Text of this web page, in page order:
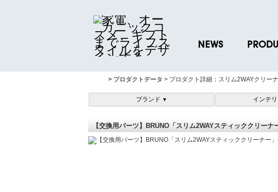
NEWS
プレスリリース プロダクト
ノベルティ
お取引先様
> プロダクトデータ > プロダクト詳細：スリム2WAYクリー
ブランド ▼ インテ
【交換用パーツ】BRUNO「スリム2WAYスティッククリー